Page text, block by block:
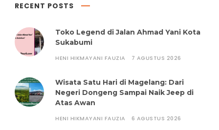
RECENT POSTS
Toko Legend di Jalan Ahmad Yani Kota
Sukabumi
HENI HIKMAYANI FAUZIA 7 AGUSTUS 2026
Wisata Satu Hari di Magelang: Dari
Negeri Dongeng Sampai Naik Jeep di
Atas Awan
HENI HIKMAYANI FAUZIA 6 AGUSTUS 2026